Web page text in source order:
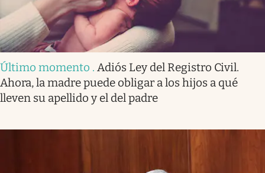
Último momento . Adiós Ley del Registro Civil.
Ahora, la madre puede obligar a los hijos a qué
lleven su apellido y el del padre